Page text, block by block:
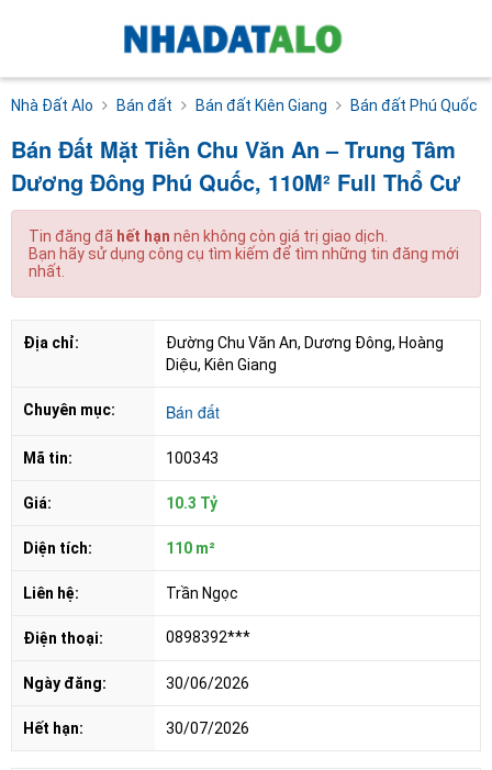
Nhà Đất Alo Bán đất Bán đất Kiên Giang Bán đất Phú Quốc
Bán Đất Mặt Tiền Chu Văn An – Trung Tâm
Dương Đông Phú Quốc, 110M² Full Thổ Cư
Tin đăng đã hết hạn nên không còn giá trị giao dịch.
Bạn hãy sử dụng công cụ tìm kiếm để tìm những tin đăng mới
nhất.
Địa chỉ:
Đường Chu Văn An, Dương Đông, Hoàng
Diệu, Kiên Giang
Chuyên mục: Bán đất
Mã tin: 100343
Giá: 10.3 Tỷ
Diện tích: 110 m²
Liên hệ: Trần Ngọc
Điện thoại: 0898392***
Ngày đăng: 30/06/2026
Hết hạn: 30/07/2026